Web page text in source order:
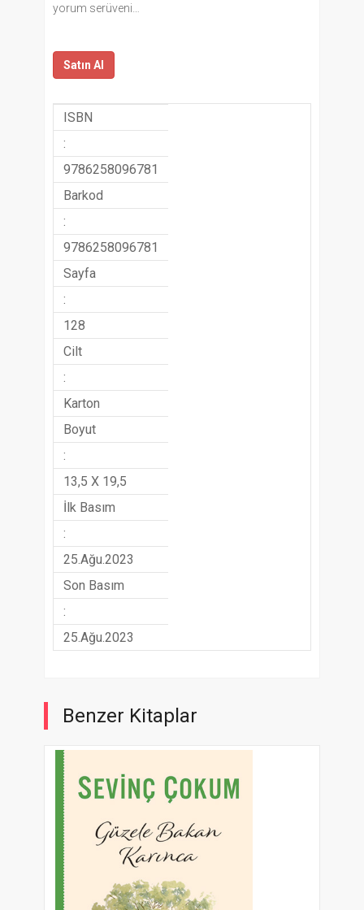
yorum serüveni…
Satın Al
ISBN
:
9786258096781
Barkod
:
9786258096781
Sayfa
:
128
Cilt
:
Karton
Boyut
:
13,5 X 19,5
İlk Basım
:
25.Ağu.2023
Son Basım
:
25.Ağu.2023
Benzer Kitaplar